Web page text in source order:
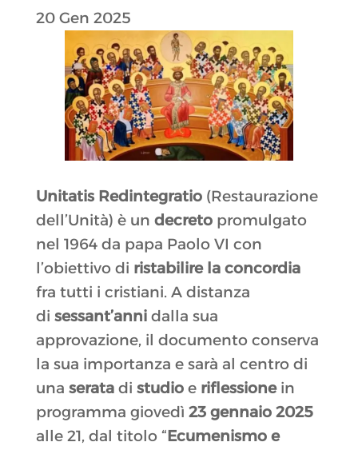
20 Gen 2025
Unitatis Redintegratio(Restaurazione
dell’Unità) è un decretopromulgato
nel 1964 da papa Paolo VI con
l’obiettivo di ristabilire la concordia
fra tutti i cristiani. A distanza
di sessant’annidalla sua
approvazione, il documento conserva
la sua importanza e sarà al centro di
una seratadi studioe riflessione in
programma giovedì 23 gennaio 2025
alle 21, dal titolo “Ecumenismo e